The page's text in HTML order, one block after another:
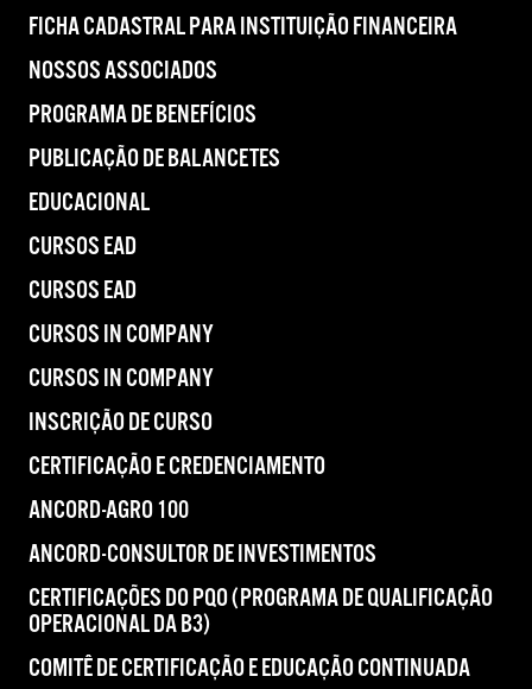
FICHA CADASTRAL PARA INSTITUIÇÃO FINANCEIRA
NOSSOS ASSOCIADOS
PROGRAMA DE BENEFÍCIOS
PUBLICAÇÃO DE BALANCETES
EDUCACIONAL
CURSOS EAD
CURSOS EAD
CURSOS IN COMPANY
CURSOS IN COMPANY
INSCRIÇÃO DE CURSO
CERTIFICAÇÃO E CREDENCIAMENTO
ANCORD-AGRO 100
ANCORD-CONSULTOR DE INVESTIMENTOS
CERTIFICAÇÕES DO PQO (PROGRAMA DE QUALIFICAÇÃO
OPERACIONAL DA B3)
COMITÊ DE CERTIFICAÇÃO E EDUCAÇÃO CONTINUADA